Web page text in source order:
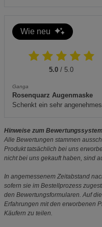
Wie neu
5.0 / 5.0
Ganga
Rosenquarz Augenmaske
Schenkt ein sehr
Hinweise zum Bewertungssystem
Alle Bewertungen stammen
Produkt tatsächlich bei uns
nicht bei uns gekauft haben, sind
In angemessenem Zeitabstand
sofern sie im Bestellprozess
den Bewertungsformularen. Auf
Erfahrungen mit den erworbenen
Käufern zu teilen.